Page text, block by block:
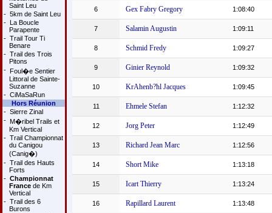
Saint Leu
- 5km de Saint Leu
- La Boucle
Parapente
- Trail Tour Ti
Benare
- Trail des Trois
Pitons
- Foul�e Sentier
Littoral de Sainte-
Suzanne
- CiMaSaRun
Hors Réunion
- Sierre Zinal
- M�ribel Trails et
Km Vertical
- Trail Championnat
du Canigou
(Canig�)
- Trail des Hauts
Forts
- Championnat
Francede Km
Vertical
- Trail des 6
Burons
6 Gex Fabry Gregory 1:08:40
7 Salamin Augustin 1:09:11
8 Schmid Fredy 1:09:27
9 Ginier Reynold 1:09:32
10 KrAhenb?hl Jacques 1:09:45
11 Ehmele Stefan 1:12:32
12 Jorg Peter 1:12:49
13 Richard Jean Marc 1:12:56
14 Short Mike 1:13:18
15 Icart Thierry 1:13:24
16 Rapillard Laurent 1:13:48